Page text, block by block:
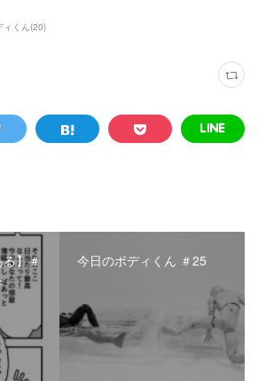
ィくん(20)
】＃
今日のボディくん ＃25